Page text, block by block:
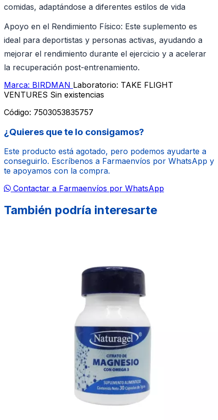
comidas, adaptándose a diferentes estilos de vida
Apoyo en el Rendimiento Físico: Este suplemento es
ideal para deportistas y personas activas, ayudando a
mejorar el rendimiento durante el ejercicio y a acelerar
la recuperación post-entrenamiento.
Marca: BIRDMAN Laboratorio: TAKE FLIGHT
VENTURES Sin existencias
Código: 7503053835757
¿Quieres que te lo consigamos?
Este producto está agotado, pero podemos ayudarte a
conseguirlo. Escríbenos a Farmaenvíos por WhatsApp y
te apoyamos con la compra.
Contactar a Farmaenvíos por WhatsApp
También podría interesarte